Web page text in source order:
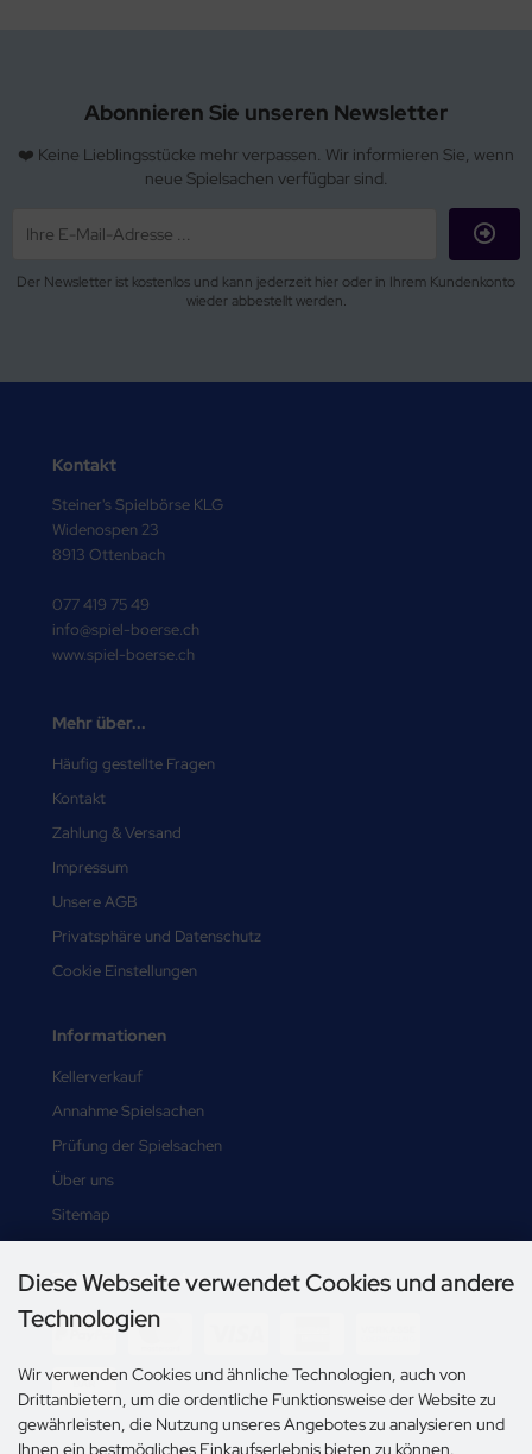
Abonnieren Sie unseren Newsletter
❤️ Keine Lieblingsstücke mehr verpassen. Wir informieren Sie, wenn
neue Spielsachen verfügbar sind.
Der Newsletter ist kostenlos und kann jederzeit hier oder in Ihrem Kundenkonto
wieder abbestellt werden.
Kontakt
Steiner's Spielbörse KLG
Widenospen 23
8913 Ottenbach
077 419 75 49
info@spiel-boerse.ch
www.spiel-boerse.ch
Mehr über...
Häufig gestellte Fragen
Kontakt
Zahlung & Versand
Impressum
Unsere AGB
Privatsphäre und Datenschutz
Cookie Einstellungen
Informationen
Kellerverkauf
Annahme Spielsachen
Prüfung der Spielsachen
Über uns
Sitemap
Zahlungsmethoden
Diese Webseite verwendet Cookies und andere
Technologien
Wir verwenden Cookies und ähnliche Technologien, auch von
Drittanbietern, um die ordentliche Funktionsweise der Website zu
gewährleisten, die Nutzung unseres Angebotes zu analysieren und
Ihnen ein bestmögliches Einkaufserlebnis bieten zu können.